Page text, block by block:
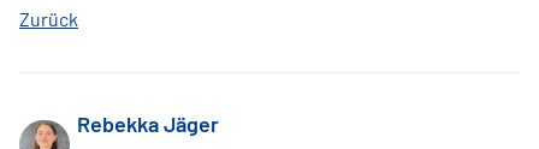
Zurück
Rebekka Jäger